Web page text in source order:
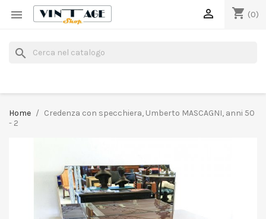
 shopping_cart (0)

search
Home
Credenza con specchiera, Umberto MASCAGNI, anni 50
- 2